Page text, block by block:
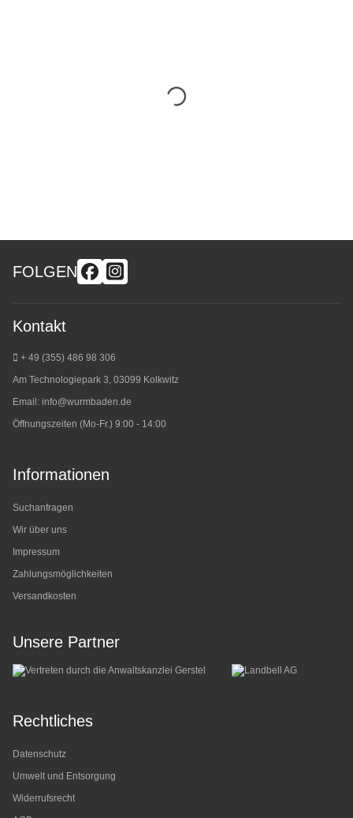
FOLGEN
Kontakt
+ 49 (355) 486 98 306
Am Technologiepark 3, 03099 Kolkwitz
Email: info@wurmbaden.de
Öffnungszeiten (Mo-Fr.) 9:00 - 14:00
Informationen
Suchanfragen
Wir über uns
Impressum
Zahlungsmöglichkeiten
Versandkosten
Unsere Partner
Rechtliches
Datenschutz
Umwelt und Entsorgung
Widerrufsrecht